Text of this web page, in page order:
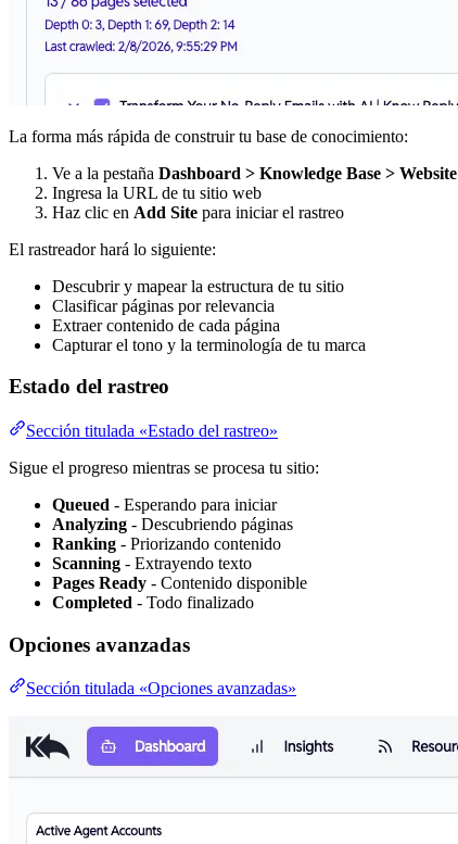
La forma más rápida de construir tu base de conocimiento:
Ve a la pestaña Dashboard > Knowledge Base > Website
Ingresa la URL de tu sitio web
Haz clic en Add Site para iniciar el rastreo
El rastreador hará lo siguiente:
Descubrir y mapear la estructura de tu sitio
Clasificar páginas por relevancia
Extraer contenido de cada página
Capturar el tono y la terminología de tu marca
Estado del rastreo
Sección titulada «Estado del rastreo»
Sigue el progreso mientras se procesa tu sitio:
Queued - Esperando para iniciar
Analyzing - Descubriendo páginas
Ranking - Priorizando contenido
Scanning - Extrayendo texto
Pages Ready - Contenido disponible
Completed - Todo finalizado
Opciones avanzadas
Sección titulada «Opciones avanzadas»